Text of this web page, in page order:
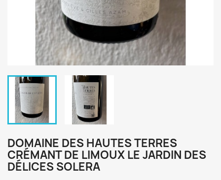
DOMAINE DES HAUTES TERRES
CRÉMANT DE LIMOUX LE JARDIN DES
DÉLICES SOLERA